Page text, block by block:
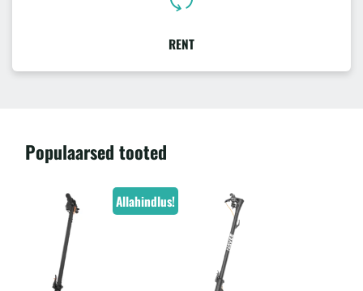
RENT
Populaarsed tooted
Allahindlus!